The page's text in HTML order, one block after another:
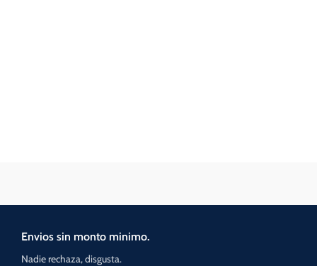
Envios sin monto minimo.
Nadie rechaza, disgusta.